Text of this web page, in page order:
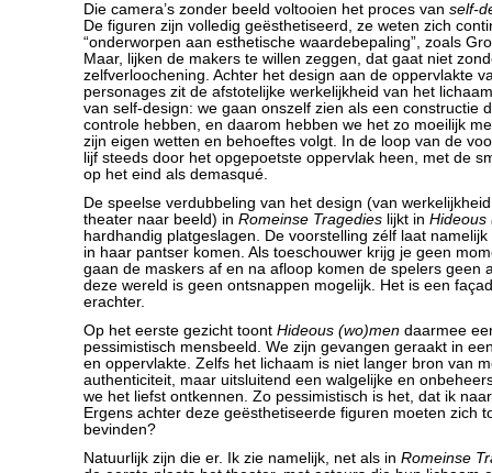
Die camera’s zonder beeld voltooien het proces van self-
De figuren zijn volledig geësthetiseerd, ze weten zich
“onderworpen aan esthetische waardebepaling”, zoals
Maar, lijken de makers te willen zeggen, dat gaat niet
zelfverloochening. Achter het design aan de oppervlakte
personages zit de afstotelijke werkelijkheid van het
van self-design: we gaan onszelf zien als een constructie
controle hebben, en daarom hebben we het zo moeilijk
zijn eigen wetten en behoeftes volgt. In de loop van de
lijf steeds door het opgepoetste oppervlak heen, met de
op het eind als demasqué.
De speelse verdubbeling van het design (van
theater naar beeld) in Romeinse Tragedies lijkt in Hideous
hardhandig platgeslagen. De voorstelling zélf laat
in haar pantser komen. Als toeschouwer krijg je geen
gaan de maskers af en na afloop komen de spelers geen
deze wereld is geen ontsnappen mogelijk. Het is een
erachter.
Op het eerste gezicht toont Hideous (wo)men daarmee
pessimistisch mensbeeld. We zijn gevangen geraakt in
en oppervlakte. Zelfs het lichaam is niet langer bron van
authenticiteit, maar uitsluitend een walgelijke en
we het liefst ontkennen. Zo pessimistisch is het, dat ik
Ergens achter deze geësthetiseerde figuren moeten zich
bevinden?
Natuurlijk zijn die er. Ik zie namelijk, net als in Romeinse